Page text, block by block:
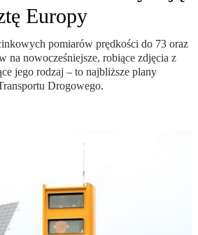
Europy
pomiarów prędkości do 73 oraz
na nowocześniejsze, robiące zdjęcia z
jego rodzaj – to najbliższe plany
Drogowego.